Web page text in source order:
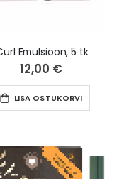
Emulsioon, 5 tk
12,00 €
LISA OSTUKORVI